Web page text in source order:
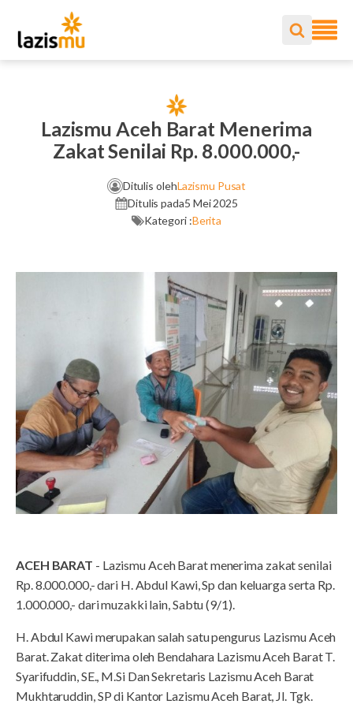
Lazismu Aceh Barat Menerima
Zakat Senilai Rp. 8.000.000,-
Ditulis olehLazismu Pusat
Ditulis pada5 Mei 2025
Kategori :Berita
ACEH BARAT - Lazismu Aceh Barat menerima zakat senilai
Rp. 8.000.000,- dari H. Abdul Kawi, Sp dan keluarga serta Rp.
1.000.000,- dari muzakki lain, Sabtu (9/1).
H. Abdul Kawi merupakan salah satu pengurus Lazismu Aceh
Barat. Zakat diterima oleh Bendahara Lazismu Aceh Barat T.
Syarifuddin, SE., M.Si Dan Sekretaris Lazismu Aceh Barat
Mukhtaruddin, SP di Kantor Lazismu Aceh Barat, Jl. Tgk.